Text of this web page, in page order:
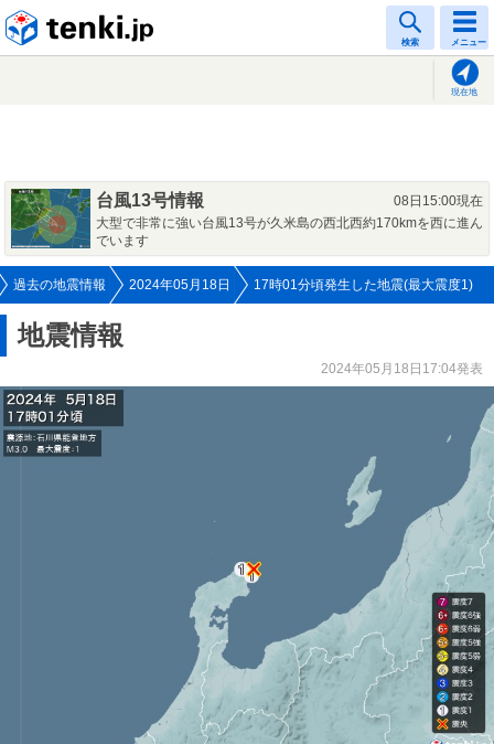
検索 メニュー
現在地
台風13号情報
08日15:00現在
大型で非常に強い台風13号が久米島の西北西約170kmを西に進ん
でいます
過去の地震情報 2024年05月18日 17時01分頃発生した地震(最大震度1)
地震情報
2024年05月18日17:04発表